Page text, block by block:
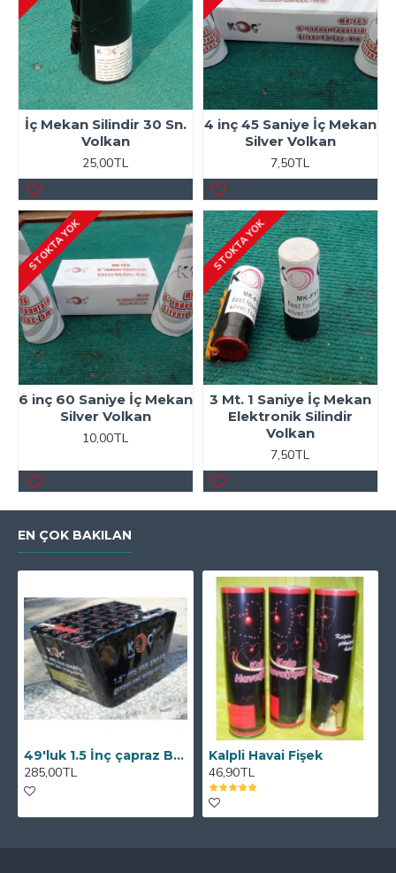
İç Mekan Silindir 30 Sn.
Volkan
25,00TL
4 inç 45 Saniye İç Mekan
Silver Volkan
7,50TL
STOKTA YOK
6 inç 60 Saniye İç Mekan
Silver Volkan
10,00TL
STOKTA YOK
3 Mt. 1 Saniye İç Mekan
Elektronik Silindir
Volkan
7,50TL
EN ÇOK BAKILAN
49'luk 1.5 İnç çapraz Batarya
285,00TL
Kalpli Havai Fişek
46,90TL